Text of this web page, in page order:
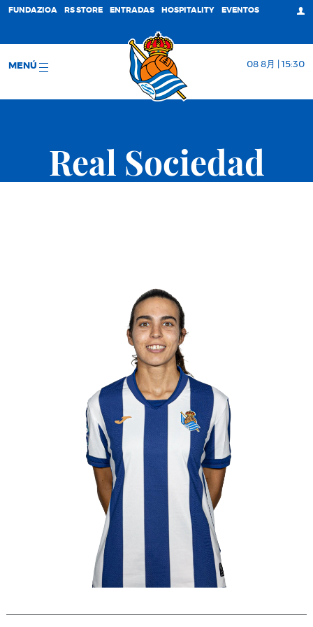
FUNDAZIOA RS STORE ENTRADAS HOSPITALITY EVENTOS
MENÚ 08 8月 | 15:30
Real Sociedad